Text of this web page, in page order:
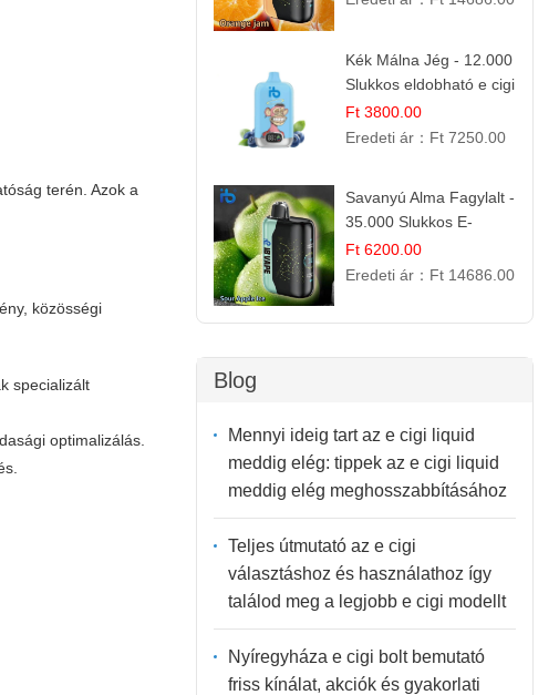
terén. Azok a
közösségi
specializált
optimalizálás.
Kék Málna Jég - 12.000
Slukkos eldobható e cigi
| Frissítő Bogyós Íz
Ft 3800.00
Eredeti ár： Ft 7250.00
Savanyú Alma Fagylalt -
35.000 Slukkos E-
cigaretta | IBVape Bar
Ft 6200.00
Eredeti ár： Ft 14686.00
Blog
Mennyi ideig tart az e cigi liquid
meddig elég: tippek az e cigi liquid
meddig elég meghosszabbításához
Teljes útmutató az e cigi
választáshoz és használathoz így
találod meg a legjobb e cigi modellt
Nyíregyháza e cigi bolt bemutató
friss kínálat, akciók és gyakorlati